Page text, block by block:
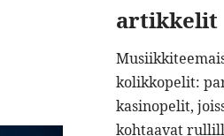
artikkelit
kolikkopelit:
kasinopelit,
kohtaavat